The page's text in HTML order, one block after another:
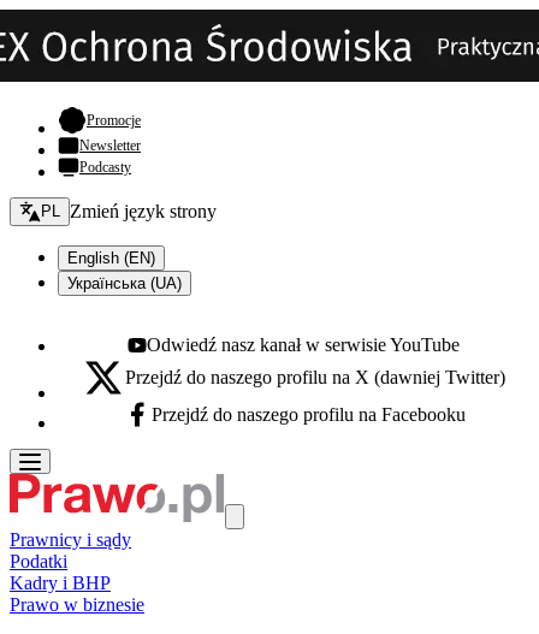
Promocje- otwiera się w nowej karcie
Newsletter
Podcasty
Zmień język - bieżący:
PL Zmień język strony
English (EN)
Українська (UA)
Youtube - otwiera się w nowej karcie
Odwiedź nasz kanał w serwisie YouTube
X - otwiera się w nowej karcie
Przejdź do naszego profilu na X (dawniej Twitter)
Facebook - otwiera się w nowej karcie
Przejdź do naszego profilu na Facebooku
Prawnicy i sądy
Podatki
Kadry i BHP
Prawo w biznesie